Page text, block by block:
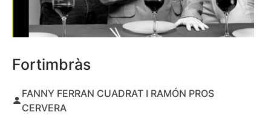
Fortimbràs
FANNY FERRAN CUADRAT I RAMÓN PROS
CERVERA